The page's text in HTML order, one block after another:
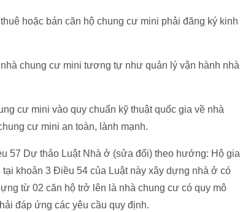
hoặc bán căn hộ chung cư mini phải đăng ký kinh
chung cư mini tương tự như quản lý vận hành nhà
cư mini vào quy chuẩn kỹ thuật quốc gia về nhà
cư mini an toàn, lành mạnh.
57 Dự thảo Luật Nhà ở (sửa đổi) theo hướng: Hộ gia
khoản 3 Điều 54 của Luật này xây dựng nhà ở có
từ 02 căn hộ trở lên là nhà chung cư có quy mô
đáp ứng các yêu cầu quy định.